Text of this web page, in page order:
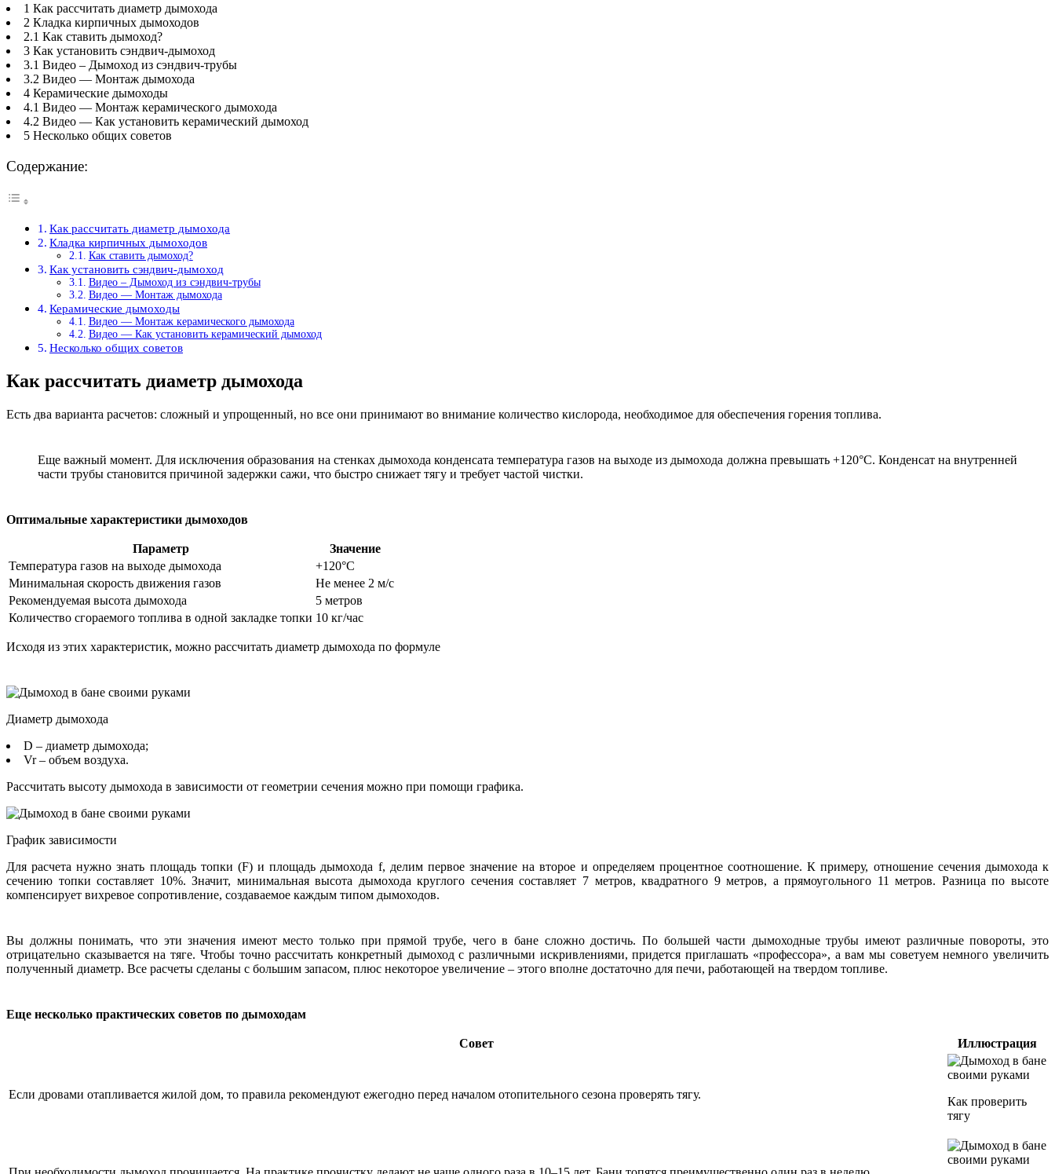
1 Как рассчитать диаметр дымохода
2 Кладка кирпичных дымоходов
2.1 Как ставить дымоход?
3 Как установить сэндвич-дымоход
3.1 Видео – Дымоход из сэндвич-трубы
3.2 Видео — Монтаж дымохода
4 Керамические дымоходы
4.1 Видео — Монтаж керамического дымохода
4.2 Видео — Как установить керамический дымоход
5 Несколько общих советов
Содержание:
Как рассчитать диаметр дымохода
Кладка кирпичных дымоходов
Как ставить дымоход?
Как установить сэндвич-дымоход
Видео – Дымоход из сэндвич-трубы
Видео — Монтаж дымохода
Керамические дымоходы
Видео — Монтаж керамического дымохода
Видео — Как установить керамический дымоход
Несколько общих советов
Как рассчитать диаметр дымохода
Есть два варианта расчетов: сложный и упрощенный, но все они принимают во внимание количество кислорода, необходимое для обеспечения горения топлива.
Еще важный момент. Для исключения образования на стенках дымохода конденсата температура газов на выходе из дымохода должна превышать +120°С. Конденсат на внутренней
части трубы становится причиной задержки сажи, что быстро снижает тягу и требует частой чистки.
Оптимальные характеристики дымоходов
Параметр
Значение
Температура газов на выходе дымохода
+120°С
Минимальная скорость движения газов
Не менее 2 м/с
Рекомендуемая высота дымохода
5 метров
Количество сгораемого топлива в одной закладке топки 10 кг/час
Исходя из этих характеристик, можно рассчитать диаметр дымохода по формуле
Диаметр дымохода
D – диаметр дымохода;
Vr – объем воздуха.
Рассчитать высоту дымохода в зависимости от геометрии сечения можно при помощи графика.
График зависимости
Для расчета нужно знать площадь топки (F) и площадь дымохода f, делим первое значение на второе и определяем процентное соотношение. К примеру, отношение сечения дымохода к
сечению топки составляет 10%. Значит, минимальная высота дымохода круглого сечения составляет 7 метров, квадратного 9 метров, а прямоугольного 11 метров. Разница по высоте
компенсирует вихревое сопротивление, создаваемое каждым типом дымоходов.
Вы должны понимать, что эти значения имеют место только при прямой трубе, чего в бане сложно достичь. По большей части дымоходные трубы имеют различные повороты, это
отрицательно сказывается на тяге. Чтобы точно рассчитать конкретный дымоход с различными искривлениями, придется приглашать «профессора», а вам мы советуем немного увеличить
полученный диаметр. Все расчеты сделаны с большим запасом, плюс некоторое увеличение – этого вполне достаточно для печи, работающей на твердом топливе.
Еще несколько практических советов по дымоходам
Совет Иллюстрация
Если дровами отапливается жилой дом, то правила рекомендуют ежегодно перед началом отопительного сезона проверять тягу.
Как проверить
тягу